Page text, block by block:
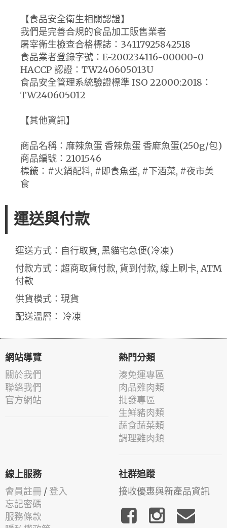
【食品安全衛生相關認證】
我們是完善合規的食品加工販售業者
屠宰衛生檢查合格標誌：34117925842518
食品業者登錄字號：E-200234116-00000-0
HACCP 認證：TW240605013U
食品安全管理系統驗證標準 ISO 22000:2018：
TW240605012
【其他資訊】
商品名稱：麻辣魚蛋 香辣魚蛋 香麻魚蛋(250g/包)
商品編號：2101546
標籤：#火鍋配料, #即食魚蛋, #下酒菜, #夜市美
食
運送與付款
運送方式：自行取貨, 黑貓宅急便(冷凍)
付款方式：超商取貨付款, 貨到付款, 線上刷卡, ATM
付款
供貨模式：現貨
配送溫層： 冷凍
網站導覽
關於我們
聯絡我們
官方網站
熱門分類
湊免運專區
肉品雞肉類
批發專區
生鮮豬肉類
蔬食蔬菜類
調理雞肉類
線上服務
會員註冊 / 登入
忘記密碼
服務條款
社群追蹤
接收優惠與新產品資訊